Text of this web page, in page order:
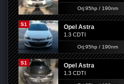
Orj:95hp / 190nm
S1 Opel Astra
1.3 CDTI
Orj:95hp / 190nm
S1 Opel Astra
1.3 CDTI